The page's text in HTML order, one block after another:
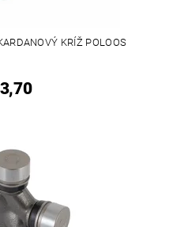
KRÍŽ POLOOS